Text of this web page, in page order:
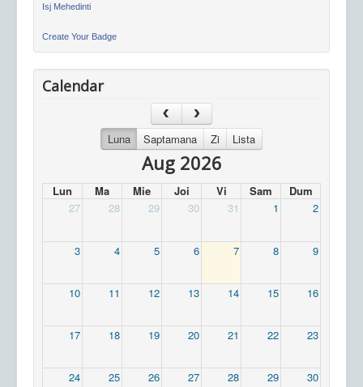
Isj Mehedinti
Create Your Badge
Calendar
Luna Saptamana Zi Lista
Aug 2026
Lun Ma Mie Joi Vi Sam
Dum
27
28 29 30 31 1 2
3 4 5 6 7 8 9
10 11 12 13 14 15 16
17 18 19 20 21 22 23
24 25 26 27 28 29 30